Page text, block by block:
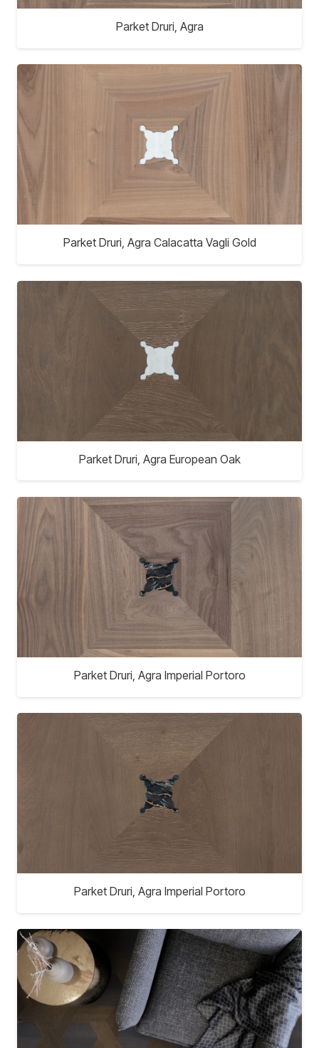
Parket Druri, Agra
Parket Druri, Agra Calacatta Vagli Gold
Parket Druri, Agra European Oak
Parket Druri, Agra Imperial Portoro
Parket Druri, Agra Imperial Portoro